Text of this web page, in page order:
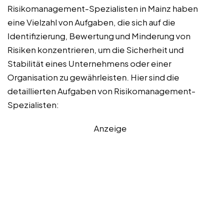
Risikomanagement-Spezialisten in Mainz haben
eine Vielzahl von Aufgaben, die sich auf die
Identifizierung, Bewertung und Minderung von
Risiken konzentrieren, um die Sicherheit und
Stabilität eines Unternehmens oder einer
Organisation zu gewährleisten. Hier sind die
detaillierten Aufgaben von Risikomanagement-
Spezialisten:
Anzeige